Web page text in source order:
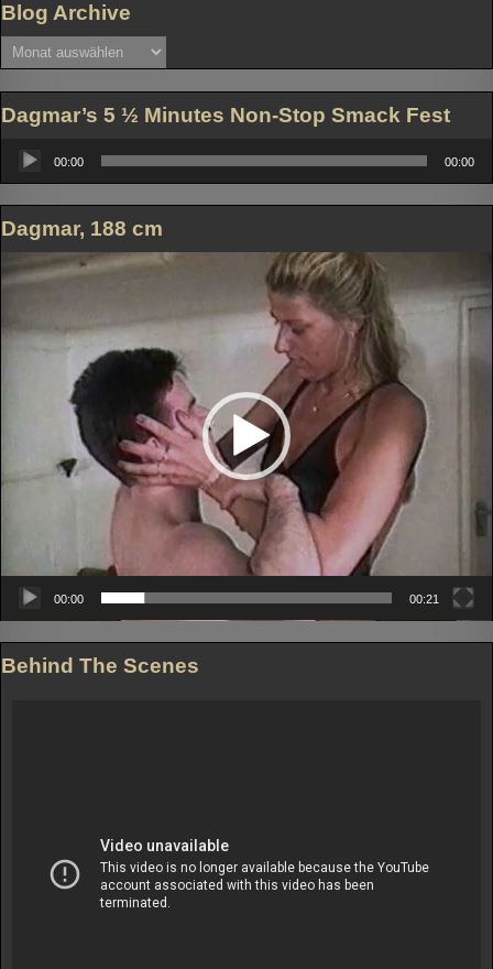
Blog Archive
Blog
Archive
Dagmar’s 5 ½ Minutes Non-Stop Smack Fest
Player
00:00 00:00
Dagmar, 188 cm
Player
00:00 00:21
Behind The Scenes